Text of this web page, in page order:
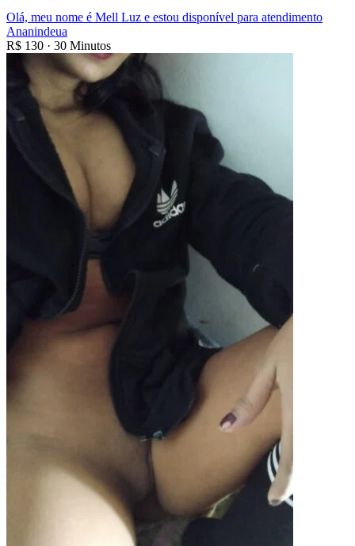
Olá, meu nome é Mell Luz e estou disponível para atendimento
Ananindeua
R$ 130 · 30 Minutos